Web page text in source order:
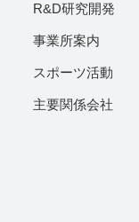
R&D研究開発
事業所案内
スポーツ活動
主要関係会社